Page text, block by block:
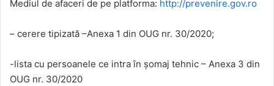
Mediul de afaceri de pe platforma: http://prevenire.gov.ro
– cerere tipizată –Anexa 1 din OUG nr. 30/2020;
-lista cu persoanele ce intra în șomaj tehnic – Anexa 3 din
OUG nr. 30/2020